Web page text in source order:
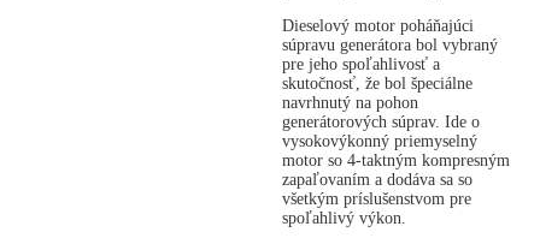
Dieselový motor poháňajúci
súpravu generátora bol vybraný
pre jeho spoľahlivosť a
skutočnosť, že bol špeciálne
navrhnutý na pohon
generátorových súprav. Ide o
vysokovýkonný priemyselný
motor so 4-taktným kompresným
zapaľovaním a dodáva sa so
všetkým príslušenstvom pre
spoľahlivý výkon.